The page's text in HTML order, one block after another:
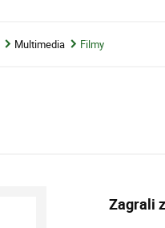
Multimedia Filmy
Zagrali